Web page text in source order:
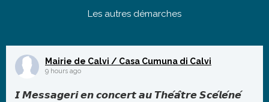
Les autres démarches
Mairie de Calvi / Casa Cumuna di Calvi
9 hours ago
𝙄 𝙈𝙚𝙨𝙨𝙖𝙜𝙚𝙧𝙞 𝙚𝙣 𝙘𝙤𝙣𝙘𝙚𝙧𝙩 𝙖𝙪 𝙏𝙝𝙚́𝙖̂𝙩𝙧𝙚 𝙎𝙘𝙚́𝙡𝙚́𝙣𝙚́